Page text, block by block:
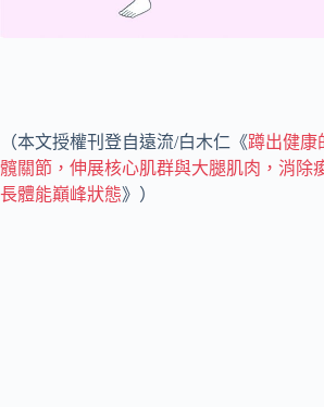
（本文授權刊登自遠流/白木仁《蹲出健康
髖關節，伸展核心肌群與大腿肌肉，消除
長體能巔峰狀態》）